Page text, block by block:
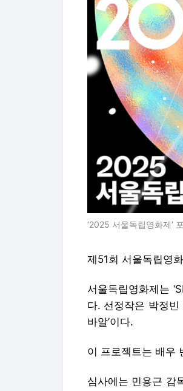
‘2025 서울독립영화제’
제51회 서울독립영
서울독립영화제는
다. 선정작은 박정빈
바알’이다.
이 프로젝트는 배우
심사에는 민용근 감